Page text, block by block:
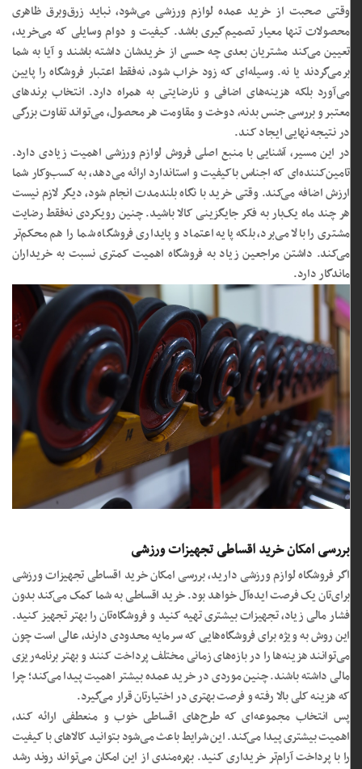
وقتی صحبت از خرید عمده لوازم ورزشی می‌شود، نباید زرق‌وبرق ظاهری
محصولات تنها معیار تصمیم‌گیری باشد. کیفیت و دوام وسایلی که می‌خرید،
تعیین می‌کند مشتریان بعدی چه حسی از خریدشان داشته باشند و آیا به شما
برمی‌گردند یا نه. وسیله‌ای که زود خراب شود، نه‌فقط اعتبار فروشگاه را پایین
می‌آورد بلکه هزینه‌های اضافی و نارضایتی به همراه دارد. انتخاب برندهای
معتبر و بررسی جنس بدنه، دوخت و مقاومت هر محصول، می‌تواند تفاوت بزرگی
در نتیجه نهایی ایجاد کند.
در این مسیر، آشنایی با منبع اصلی فروش لوازم ورزشی اهمیت زیادی دارد.
تامین‌کننده‌ای که اجناس باکیفیت و استاندارد ارائه می‌دهد، به کسب‌وکار شما
ارزش اضافه می‌کند. وقتی خرید با نگاه بلندمدت انجام شود، دیگر لازم نیست
هر چند ماه یک‌بار به فکر جایگزینی کالا باشید. چنین رویکردی نه‌فقط رضایت
مشتری را بالا می‌برد، بلکه پایه اعتماد و پایداری فروشگاه شما را هم محکم‌تر
می‌کند. داشتن مراجعین زیاد به فروشگاه اهمیت کمتری نسبت به خریداران
ماندگار دارد.
بررسی امکان خرید اقساطی تجهیزات ورزشی
اگر فروشگاه لوازم ورزشی دارید، بررسی امکان خرید اقساطی تجهیزات ورزشی
برای‌تان یک فرصت ایده‌آل خواهد بود. خرید اقساطی به شما کمک می‌کند بدون
فشار مالی زیاد، تجهیزات بیشتری تهیه کنید و فروشگاه‌تان را بهتر تجهیز کنید.
این روش به ویژه برای فروشگاه‌هایی که سرمایه محدودی دارند، عالی است چون
می‌توانند هزینه‌ها را در بازه‌های زمانی مختلف پرداخت کنند و بهتر برنامه‌ریزی
مالی داشته باشند. چنین موردی در خرید عمده بیشتر اهمیت پیدا می‌کند؛ چرا
که هزینه کلی بالا رفته و فرصت بهتری در اختیارتان قرار می‌گیرد.
پس انتخاب مجموعه‌ای که طرح‌های اقساطی خوب و منعطفی ارائه کند،
اهمیت بیشتری پیدا می‌کند. این شرایط باعث می‌شود بتوانید کالاهای با کیفیت
را با پرداخت آرام‌تر خریداری کنید. بهره‌مندی از این امکان می‌تواند روند رشد